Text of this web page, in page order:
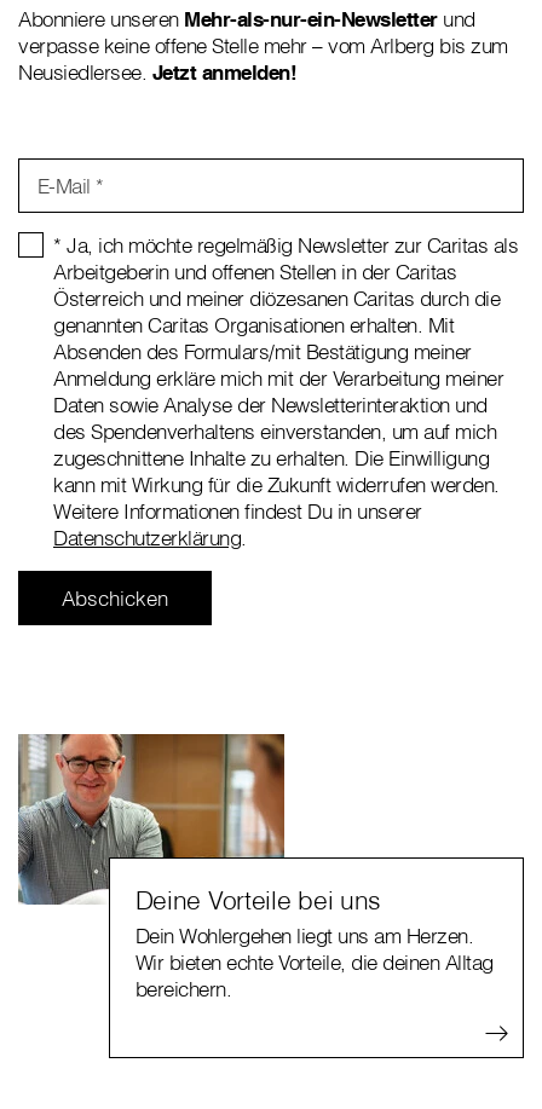
Abonniere unseren Mehr-als-nur-ein-Newsletterund
verpasse keine offene Stelle mehr – vom Arlberg bis zum
Neusiedlersee. Jetzt anmelden!
E-Mail *
* Ja, ich möchte regelmäßig Newsletter zur Caritas als
Arbeitgeberin und offenen Stellen in der Caritas
Österreich und meiner diözesanen Caritas durch die
genannten Caritas Organisationen erhalten. Mit
Absenden des Formulars/mit Bestätigung meiner
Anmeldung erkläre mich mit der Verarbeitung meiner
Daten sowie Analyse der Newsletterinteraktion und
des Spendenverhaltens einverstanden, um auf mich
zugeschnittene Inhalte zu erhalten. Die Einwilligung
kann mit Wirkung für die Zukunft widerrufen werden.
Weitere Informationen findest Du in unserer
Datenschutzerklärung.
Deine Vorteile bei uns
Dein Wohlergehen liegt uns am Herzen.
Wir bieten echte Vorteile, die deinen Alltag
bereichern.